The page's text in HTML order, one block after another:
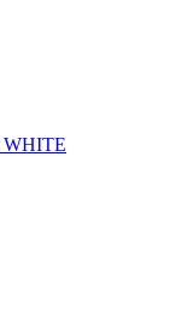
WHITE